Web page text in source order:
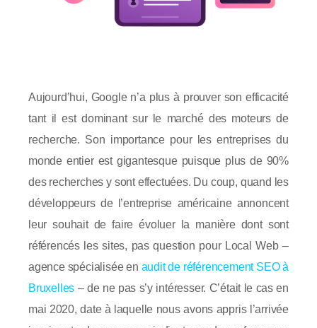
Aujourd’hui, Google n’a plus à prouver son efficacité
tant il est dominant sur le marché des moteurs de
recherche. Son importance pour les entreprises du
monde entier est gigantesque puisque plus de 90%
des recherches y sont effectuées. Du coup, quand les
développeurs de l’entreprise américaine annoncent
leur souhait de faire évoluer la manière dont sont
référencés les sites, pas question pour Local Web –
agence spécialisée en audit de référencement SEO à
Bruxelles – de ne pas s’y intéresser. C’était le cas en
mai 2020, date à laquelle nous avons appris l’arrivée